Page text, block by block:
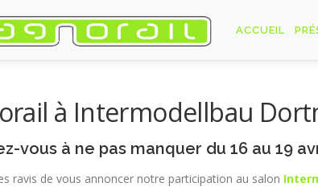
ACCUEIL
à Intermodellbau
vous à ne pas manquer du 16 au 19
ravis de vous annoncer notre participation au salon